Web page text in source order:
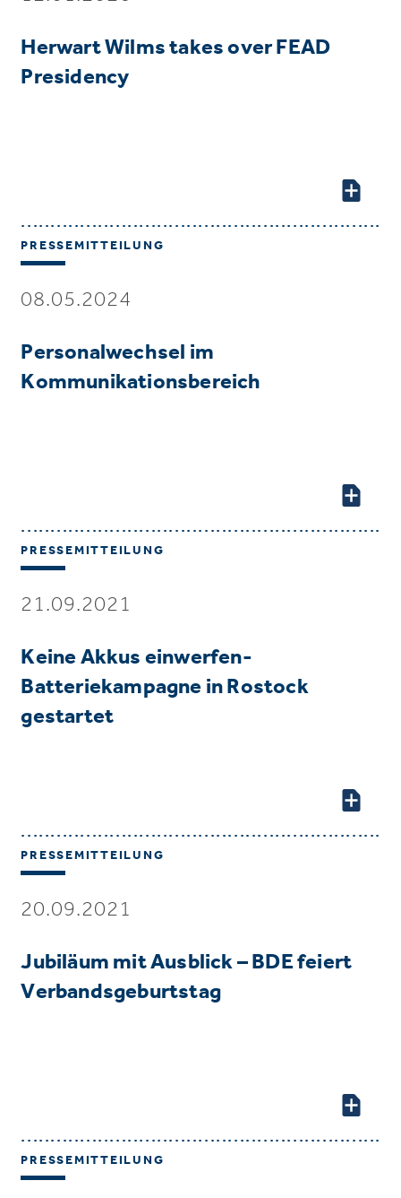
Herwart Wilms takes over FEAD
Presidency
PRESSEMITTEILUNG
08.05.2024
Personalwechsel im
Kommunikationsbereich
PRESSEMITTEILUNG
21.09.2021
Keine Akkus einwerfen-
Batteriekampagne in Rostock
gestartet
PRESSEMITTEILUNG
20.09.2021
Jubiläum mit Ausblick – BDE feiert
Verbandsgeburtstag
PRESSEMITTEILUNG